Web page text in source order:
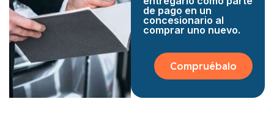
de pago en un
concesionario al
comprar uno nuevo.
Compruébalo